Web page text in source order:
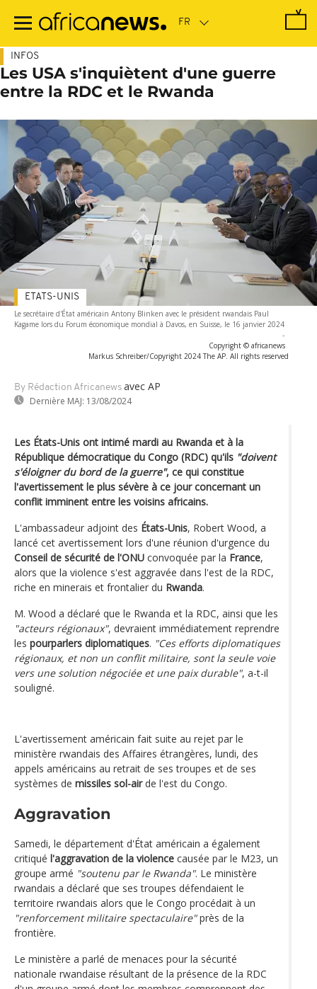
contenu
INFOS
Les USA s'inquiètent d'une guerre
entre la RDC et le Rwanda
Le secrétaire d'État américain Antony Blinken avec le président rwandais Paul
Kagame lors du Forum économique mondial à Davos, en Suisse, le 16 janvier 2024
-
Copyright © africanews
Markus Schreiber/Copyright 2024 The AP. All rights reserved
By Rédaction Africanews avec AP
Dernière MAJ: 13/08/2024
ETATS-UNIS
Les États-Unis ont intimé mardi au Rwanda et à la
République démocratique du Congo (RDC) qu'ils "doivent
s'éloigner du bord de la guerre", ce qui constitue
l'avertissement le plus sévère à ce jour concernant un
conflit imminent entre les voisins africains.
L'ambassadeur adjoint des États-Unis, Robert Wood, a
lancé cet avertissement lors d'une réunion d'urgence du
Conseil de sécurité de l'ONU convoquée par la France,
alors que la violence s'est aggravée dans l'est de la RDC,
riche en minerais et frontalier du Rwanda.
M. Wood a déclaré que le Rwanda et la RDC, ainsi que les
"acteurs régionaux", devraient immédiatement reprendre
les pourparlers diplomatiques. "Ces efforts diplomatiques
régionaux, et non un conflit militaire, sont la seule voie
vers une solution négociée et une paix durable", a-t-il
souligné.
L'avertissement américain fait suite au rejet par le
ministère rwandais des Affaires étrangères, lundi, des
appels américains au retrait de ses troupes et de ses
systèmes de missiles sol-airde l'est du Congo.
Aggravation
Samedi, le département d'État américain a également
critiqué l'aggravation de la violence causée par le M23, un
groupe armé "soutenu par le Rwanda". Le ministère
rwandais a déclaré que ses troupes défendaient le
territoire rwandais alors que le Congo procédait à un
"renforcement militaire spectaculaire"près de la
frontière.
Le ministère a parlé de menaces pour la sécurité
nationale rwandaise résultant de la présence de la RDC